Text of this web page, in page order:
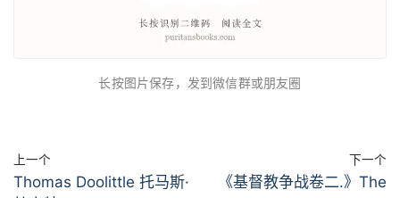
长按图片保存，发到微信群或朋友圈
上一个
Thomas Doolittle 托马斯·
下一个
《基督教争战卷二.》The